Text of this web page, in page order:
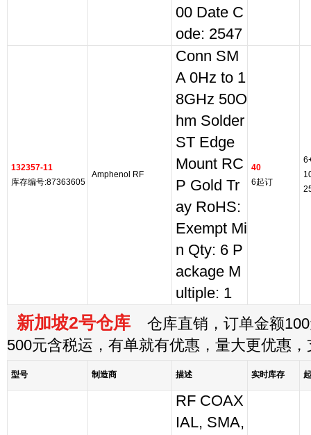
00 Date C
ode: 2547
132357-11
库存编号:87363605
Amphenol RF
Conn SM
A 0Hz to 1
8GHz 50O
hm Solder
ST Edge
Mount RC
P Gold Tr
ay RoHS:
Exempt Mi
n Qty: 6 P
ackage M
ultiple: 1
40
6起订
新加坡2号仓库 仓库直销，订单金额
500元含税运，有单就有优惠，量大更优惠
型号 制造商 描述 实时库存
RF COAX
IAL, SMA,